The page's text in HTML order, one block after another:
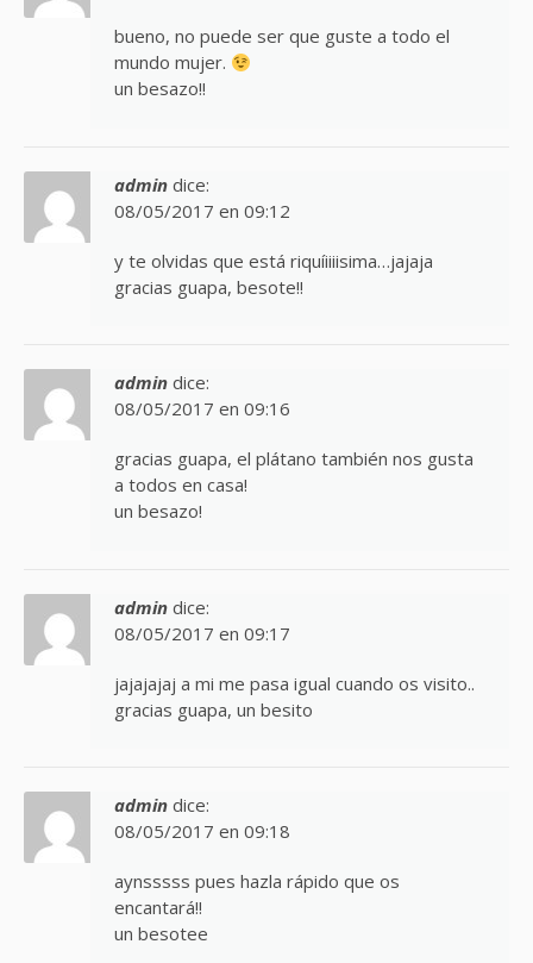
bueno, no puede ser que guste a todo el
mundo mujer.
un besazo!!
admin dice:
08/05/2017 en 09:12
y te olvidas que está riquíiiiisima…jajaja
gracias guapa, besote!!
admin dice:
08/05/2017 en 09:16
gracias guapa, el plátano también nos gusta
a todos en casa!
un besazo!
admin dice:
08/05/2017 en 09:17
jajajajaj a mi me pasa igual cuando os visito..
gracias guapa, un besito
admin dice:
08/05/2017 en 09:18
aynsssss pues hazla rápido que os
encantará!!
un besotee